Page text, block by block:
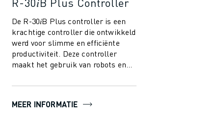
De R-30𝑖B Plus controller is een
krachtige controller die ontwikkeld
werd voor slimme en efficiënte
productiviteit. Deze controller
maakt het gebruik van robots en
maakindustri...
MEER INFORMATIE